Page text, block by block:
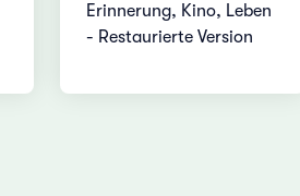
Erinnerung, Kino, Leben
- Restaurierte Version